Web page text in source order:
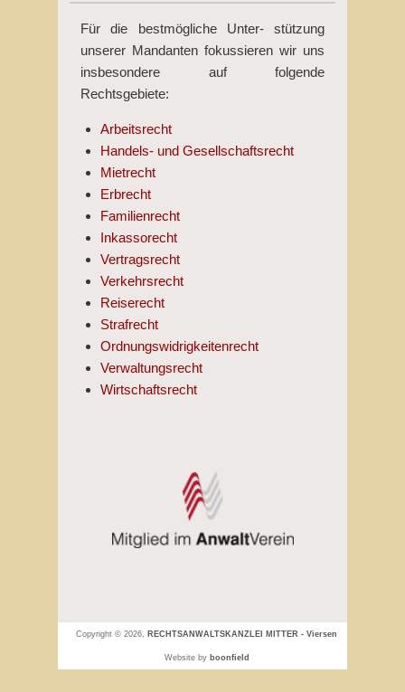
Für die bestmögliche Unter- stützung
unserer Mandanten fokussieren wir uns
insbesondere auf folgende
Rechtsgebiete:
Arbeitsrecht
Handels- und Gesellschaftsrecht
Mietrecht
Erbrecht
Familienrecht
Inkassorecht
Vertragsrecht
Verkehrsrecht
Reiserecht
Strafrecht
Ordnungswidrigkeitenrecht
Verwaltungsrecht
Wirtschaftsrecht
Copyright © 2026, RECHTSANWALTSKANZLEI MITTER - Viersen
Website by boonfield